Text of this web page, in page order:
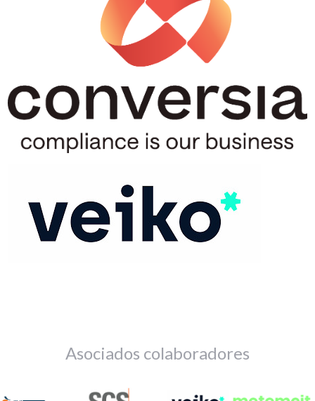
Asociados colaboradores